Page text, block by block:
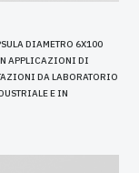
DIAMETRO 6X100
IN APPLICAZIONI DI
DA LABORATORIO
E IN